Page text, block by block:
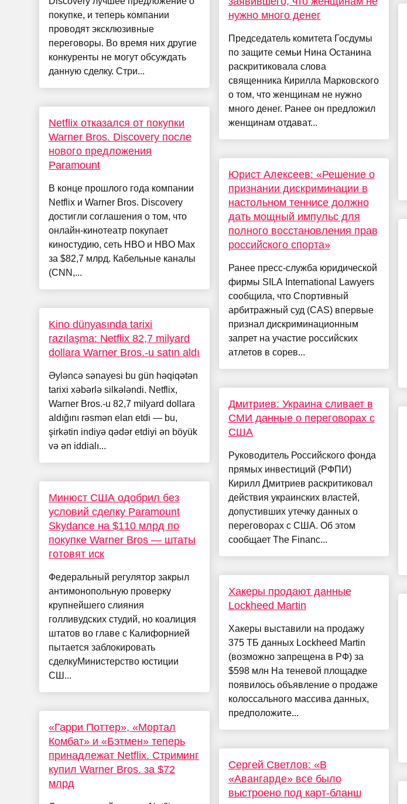
покупке, и теперь компании
проводят эксклюзивные
переговоры. Во время них другие
конкуренты не могут обсуждать
данную сделку. Стри...
Netflix отказался от покупки
Warner Bros. Discovery после
нового предложения
Paramount
В конце прошлого года компании
Netflix и Warner Bros. Discovery
достигли соглашения о том, что
онлайн-кинотеатр покупает
киностудию, сеть HBO и HBO Max
за $82,7 млрд. Кабельные каналы
(CNN,...
Kino dünyasında tarixi
razılaşma: Netflix 82,7 milyard
dollara Warner Bros.-u satın aldı
Əyləncə sənayesi bu gün həqiqətən
tarixi xəbərlə silkələndi. Netflix,
Warner Bros.-u 82,7 milyard dollara
aldığını rəsmən elan etdi — bu,
şirkətin indiyə qədər etdiyi ən böyük
və ən iddialı...
Минюст США одобрил без
условий сделку Paramount
Skydance на $110 млрд по
покупке Warner Bros — штаты
готовят иск
Федеральный регулятор закрыл
антимонопольную проверку
крупнейшего слияния
голливудских студий, но коалиция
штатов во главе с Калифорнией
пытается заблокировать
сделкуМинистерство юстиции
СШ...
«Гарри Поттер», «Мортал
Комбат» и «Бэтмен» теперь
принадлежат Netflix. Стриминг
купил Warner Bros. за $72
млрд
нужно много денег
Председатель комитета Госдумы
по защите семьи Нина Останина
раскритиковала слова
священника Кирилла Марковского
о том, что женщинам не нужно
много денег. Ранее он предложил
женщинам отдават...
Юрист Алексеев: «Решение о
признании дискриминации в
настольном теннисе должно
дать мощный импульс для
полного восстановления прав
российского спорта»
Ранее пресс-служба юридической
фирмы SILA International Lawyers
сообщила, что Спортивный
арбитражный суд (CAS) впервые
признал дискриминационным
запрет на участие российских
атлетов в сорев...
Дмитриев: Украина сливает в
СМИ данные о переговорах с
США
Руководитель Российского фонда
прямых инвестиций (РФПИ)
Кирилл Дмитриев раскритиковал
действия украинских властей,
допустивших утечку данных о
переговорах с США. Об этом
сообщает The Financ...
Хакеры продают данные
Lockheed Martin
Хакеры выставили на продажу
375 ТБ данных Lockheed Martin
(возможно запрещена в РФ) за
$598 млн На теневой площадке
появилось объявление о продаже
колоссального массива данных,
предположите...
Сергей Светлов: «В
«Авангарде» все было
выстроено под карт-бланш